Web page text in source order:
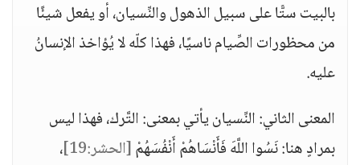
بالبيت ستًّا على سبيل الذهول والنِّسيان، أو يفعل شيئًا
من محظورات الصِّيام ناسيًا، فهذا كلّه لا يُؤاخذ الإنسانُ
عليه.
المعنى الثاني: النِّسيان يأتي بمعنى: التَّرك، فهذا ليس
بمرادٍ هنا: نَسُوا اللَّهَ فَأَنْسَاهُمْ أَنْفُسَهُمْ[الحشر:19]
،